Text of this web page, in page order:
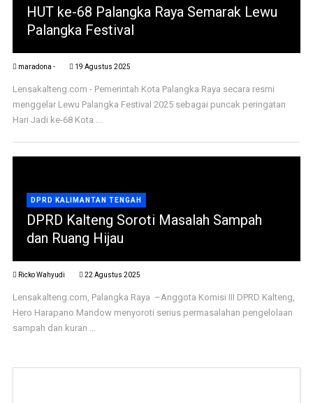
HUT ke-68 Palangka Raya Semarak Lewu
Palangka Festival
maradona - 19 Agustus 2025
Lensakalteng.com - Pemerintah Kota Palangka Raya secara resmi
menggelar Lewu Palangka Festival 2025 sebagai puncak peringatan
Hari Jadi ke-68 Kota ...
DPRD KALIMANTAN TENGAH
DPRD Kalteng Soroti Masalah Sampah
dan Ruang Hijau
Ricko Wahyudi 22 Agustus 2025
Lensakalteng.com, Palangka Raya –Anggota Komisi III DPRD Kalteng,
Hero Harapano Mandow menyoroti serius permasalahan pengelolaan
sampah dan kuran ...